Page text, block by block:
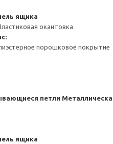
ящика
окантовка
порошковое покрытие
петли
ящика